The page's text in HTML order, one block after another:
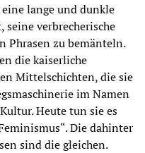
lange und dunkle
seine verbrecherische
Phrasen zu bemänteln.
die kaiserliche
Mittelschichten, die sie
im Namen
Heute tun sie es
Die dahinter
sind die gleichen.